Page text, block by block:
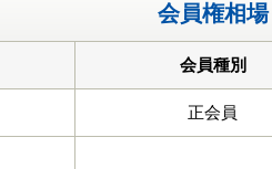
会員権相場
会員種別
正会員